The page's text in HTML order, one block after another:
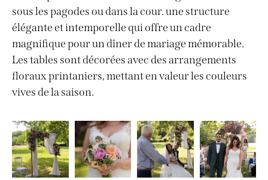
sous les pagodes ou dans la cour. une structure
élégante et intemporelle qui offre un cadre
magnifique pour un dîner de mariage mémorable.
Les tables sont décorées avec des arrangements
floraux printaniers, mettant en valeur les couleurs
vives de la saison.